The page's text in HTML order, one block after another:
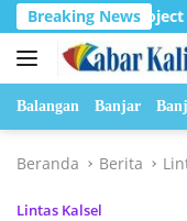
Langsung
ke
konten
Breaking News
Pilot Project
Balangan Banjar
Beranda Berita
Lintas Kalsel